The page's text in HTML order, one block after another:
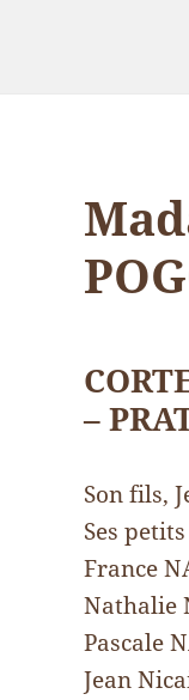
–
Son fils,
Ses
France
Nathalie
Pascale
Jean